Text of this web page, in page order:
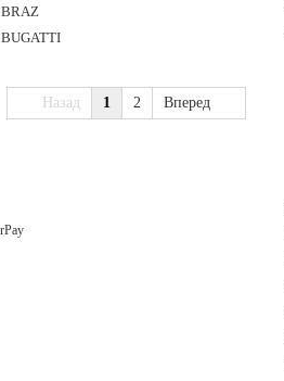
BRAZ
BUGATTI
Назад 1 2 Вперед